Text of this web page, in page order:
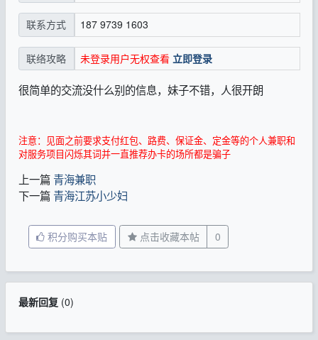
联系方式 187 9739 1603
联络攻略 未登录用户无权查看 立即登录
很简单的交流没什么别的信息，妹子不错，人很开朗
注意：见面之前要求支付红包、路费、保证金、定金等的个人兼职和
对服务项目闪烁其词并一直推荐办卡的场所都是骗子
上一篇 青海兼职
下一篇 青海江苏小少妇
积分购买本贴 点击收藏本帖 0
最新回复(0)